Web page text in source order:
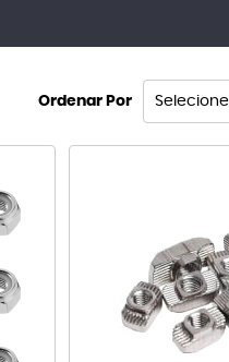
Ordenar Por Selecione